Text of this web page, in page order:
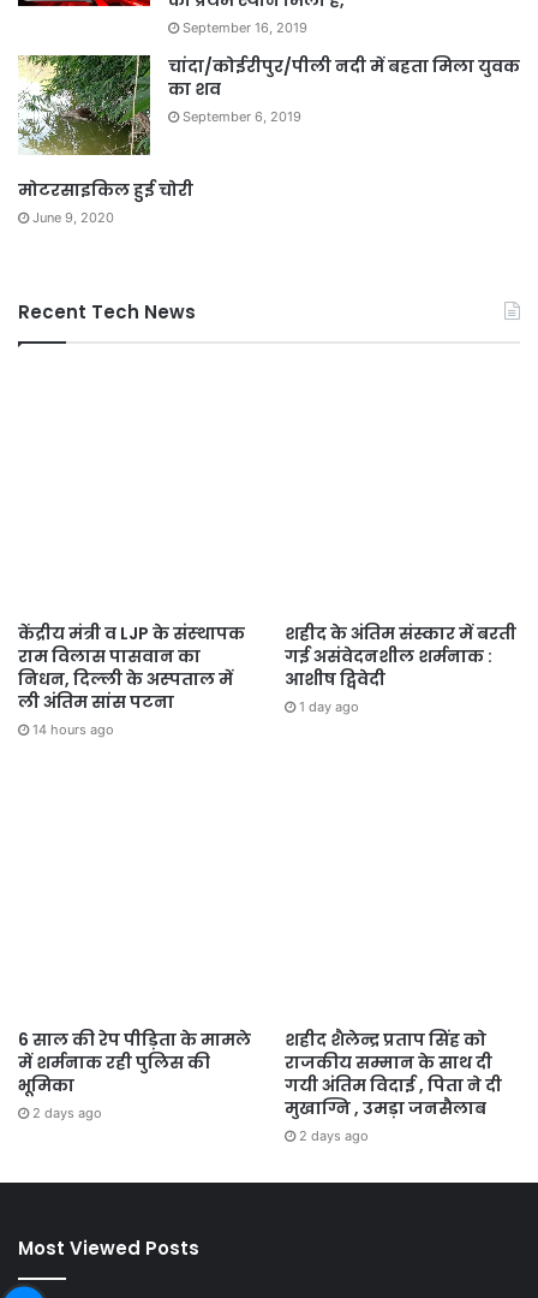
September 16, 2019
चांदा/कोईरीपुर/पीली नदी में बहता मिला युवक
का शव
September 6, 2019
मोटरसाइकिल हुई चोरी
June 9, 2020
Recent Tech News
केंद्रीय मंत्री व LJP के संस्‍थापक
राम विलास पासवान का
निधन, दिल्‍ली के अस्‍पताल में
ली अंतिम सांस पटना
14 hours ago
शहीद के अंतिम संस्कार में बरती
गई असंवेदनशील शर्मनाक :
आशीष द्विवेदी
1 day ago
6 साल की रेप पीड़िता के मामले
में शर्मनाक रही पुलिस की
भूमिका
2 days ago
शहीद शैलेन्द्र प्रताप सिंह को
राजकीय सम्मान के साथ दी
गयी अंतिम विदाई , पिता ने दी
मुखाग्नि , उमड़ा जनसैलाब
2 days ago
Most Viewed Posts